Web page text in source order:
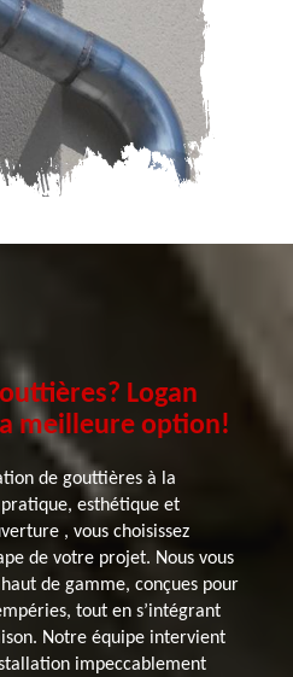
Logan
meilleure option!
de gouttières à la
esthétique et
, vous choisissez
de votre projet. Nous vous
de gamme, conçues pour
tout en s’intégrant
Notre équipe intervient
impeccablement